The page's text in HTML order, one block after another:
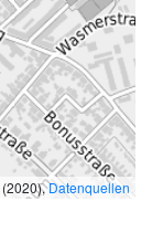
(2020),Datenquellen